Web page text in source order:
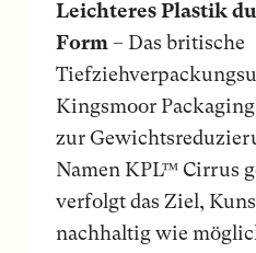
Leichteres Plastik
Form – Das britische
Kingsmoor
zur
Namen KPL™ Cirrus
verfolgt das Ziel,
nachhaltig wie